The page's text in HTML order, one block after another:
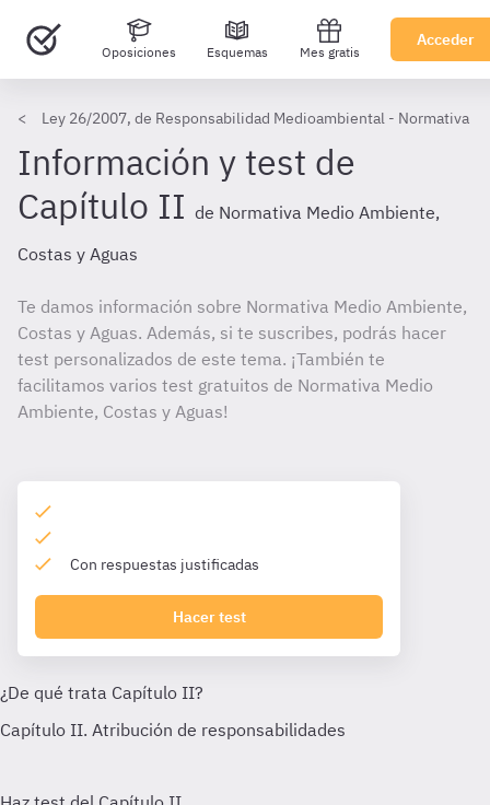
Oposiciones Esquemas Mes gratis
Acceder
Ley 26/2007, de Responsabilidad Medioambiental - Normativa
Información y test de
Capítulo II de Normativa Medio Ambiente,
Costas y Aguas
Te damos información sobre Normativa Medio Ambiente,
Costas y Aguas. Además, si te suscribes, podrás hacer
test personalizados de este tema. ¡También te
facilitamos varios test gratuitos de Normativa Medio
Ambiente, Costas y Aguas!
Con respuestas justificadas
Hacer test